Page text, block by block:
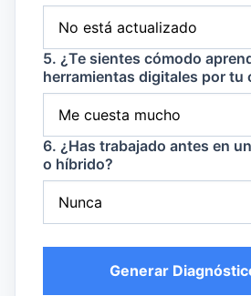
5. ¿Te sientes cómodo
herramientas digitales por tu
6. ¿Has trabajado antes en
o híbrido?
Generar